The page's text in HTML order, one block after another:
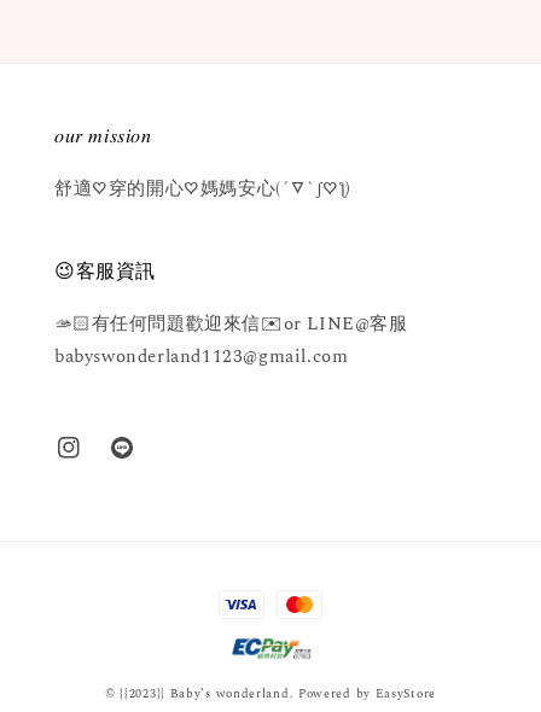
𝑜𝑢𝑟 𝑚𝑖𝑠𝑠𝑖𝑜𝑛
舒適♡穿的開心♡媽媽安心(´▽`ʃ♡ƪ)
😉客服資訊
🫴🏻有任何問題歡迎來信✉️or LINE@客服
babyswonderland1123@gmail.com
© {{2023}} Baby’s wonderland. Powered by EasyStore